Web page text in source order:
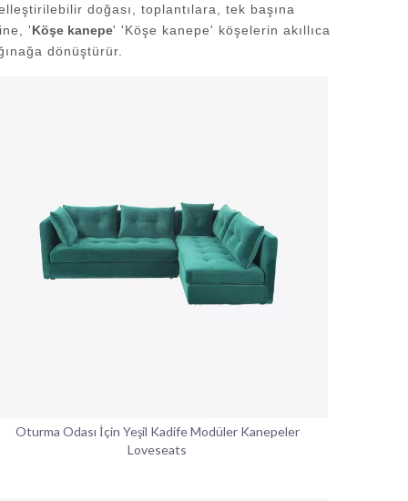
doğası, toplantılara, tek başına
'Köşe kanepe' 'Köşe kanepe' köşelerin akıllıca
dönüştürür.
Oturma Odası İçin Yeşil Kadife Modüler Kanepeler
Loveseats